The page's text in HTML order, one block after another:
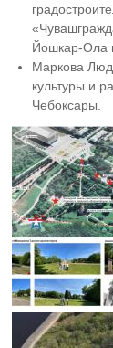
Йошкар-Ола
Маркова
культуры и
Чебоксары.